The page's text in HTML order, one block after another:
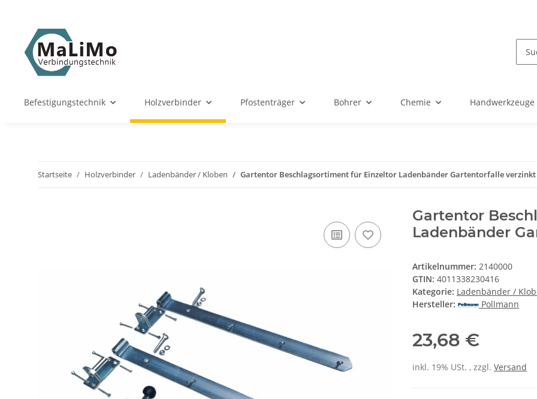
Befestigungstechnik Holzverbinder Pfostenträger Bohrer Chemie Handwerkzeuge
Startseite Holzverbinder Ladenbänder / Kloben Gartentor Beschlagsortiment für Einzeltor Ladenbänder Gartentorfalle verzinkt
Gartentor
Ladenbänder
Artikelnummer: 2140000
GTIN: 4011338230416
Kategorie: Ladenbänder /
Hersteller:
Pollmann
23,68 €
inkl. 19% USt. , zzgl. Versand